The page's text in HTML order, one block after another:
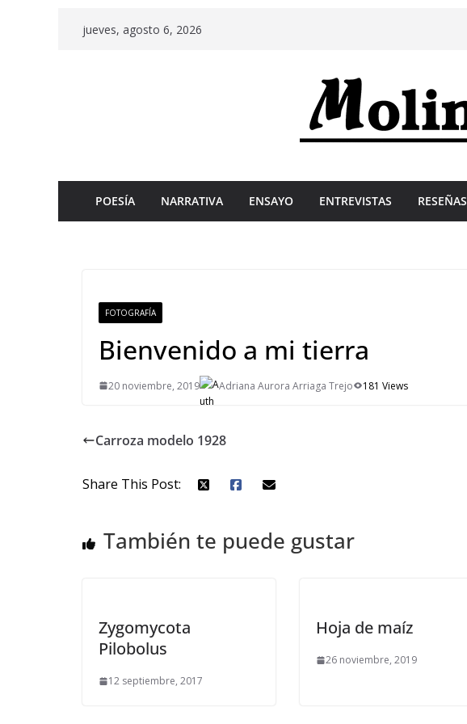
jueves, agosto 6, 2026
POESÍA NARRATIVA ENSAYO ENTREVISTAS RESEÑAS
FOTOGRAFÍA
Bienvenido a mi tierra
20 noviembre, 2019 Adriana Aurora Arriaga Trejo 181 Views
Carroza modelo 1928
Share This Post:
También te puede gustar
Zygomycota
Pilobolus
12 septiembre, 2017
Hoja de maíz
26 noviembre, 2019